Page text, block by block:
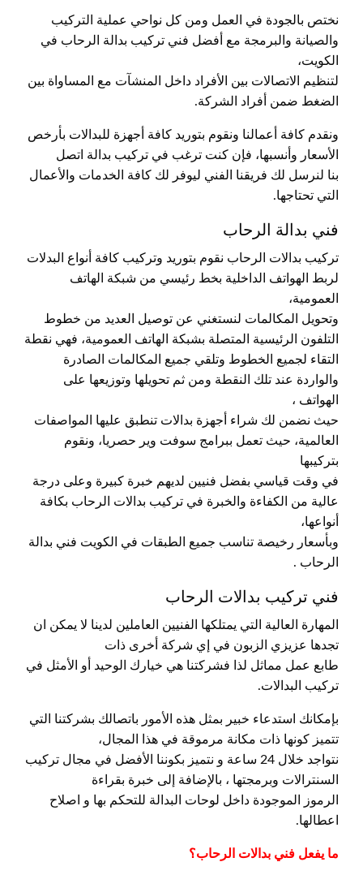
نختص بالجودة في العمل ومن كل نواحي عملية التركيب
والصيانة والبرمجة مع أفضل فني تركيب بدالة الرحاب في
الكويت،
لتنظيم الاتصالات بين الأفراد داخل المنشآت مع المساواة بين
الضغط ضمن أفراد الشركة.
ونقدم كافة أعمالنا ونقوم بتوريد كافة أجهزة للبدالات بأرخص
الأسعار وأنسبها، فإن كنت ترغب في تركيب بدالة اتصل
بنا لنرسل لك فريقنا الفني ليوفر لك كافة الخدمات والأعمال
التي تحتاجها.
فني بدالة الرحاب
تركيب بدالات الرحاب نقوم بتوريد وتركيب كافة أنواع البدلات
لربط الهواتف الداخلية بخط رئيسي من شبكة الهاتف
العمومية،
وتحويل المكالمات لنستغني عن توصيل العديد من خطوط
التلفون الرئيسية المتصلة بشبكة الهاتف العمومية، فهي نقطة
التقاء لجميع الخطوط وتلقي جميع المكالمات الصادرة
والواردة عند تلك النقطة ومن ثم تحويلها وتوزيعها على
الهواتف ،
حيث نضمن لك شراء أجهزة بدالات تنطبق عليها المواصفات
العالمية، حيث تعمل ببرامج سوفت وير حصريا، ونقوم
بتركيبها
في وقت قياسي بفضل فنيين لديهم خبرة كبيرة وعلى درجة
عالية من الكفاءة والخبرة في تركيب بدالات الرحاب بكافة
أنواعها،
وبأسعار رخيصة تناسب جميع الطبقات في الكويت فني بدالة
الرحاب .
فني تركيب بدالات الرحاب
المهارة العالية التي يمتلكها الفنيين العاملين لدينا لا يمكن ان
تجدها عزيزي الزبون في إي شركة أخرى ذات
طابع عمل مماثل لذا فشركتنا هي خيارك الوحيد أو الأمثل في
تركيب البدالات.
بإمكانك استدعاء خبير بمثل هذه الأمور باتصالك بشركتنا التي
تتميز كونها ذات مكانة مرموقة في هذا المجال،
نتواجد خلال 24 ساعة و نتميز بكوننا الأفضل في مجال تركيب
السنترالات وبرمجتها ، بالإضافة إلى خبرة بقراءة
الرموز الموجودة داخل لوحات البدالة للتحكم بها و اصلاح
اعطالها.
ما يفعل فني بدالات الرحاب؟